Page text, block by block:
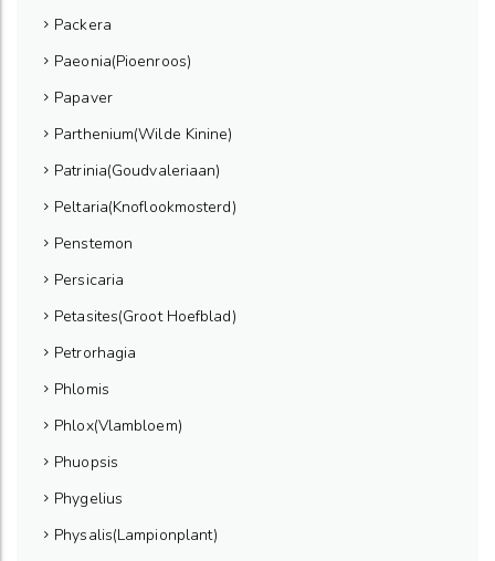
Packera
Paeonia(Pioenroos)
Papaver
Parthenium(Wilde Kinine)
Patrinia(Goudvaleriaan)
Peltaria(Knoflookmosterd)
Penstemon
Persicaria
Petasites(Groot Hoefblad)
Petrorhagia
Phlomis
Phlox(Vlambloem)
Phuopsis
Phygelius
Physalis(Lampionplant)